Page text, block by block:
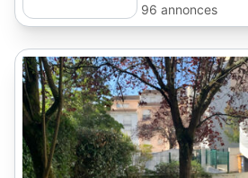
96 annonces